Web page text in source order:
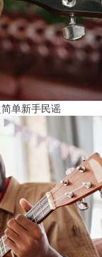
单新手民谣